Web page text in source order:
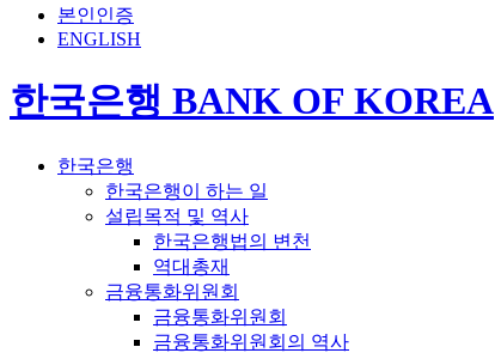
본인인증
ENGLISH
한국은행 BANK OF KOREA
한국은행
한국은행이 하는 일
설립목적 및 역사
한국은행법의 변천
역대총재
금융통화위원회
금융통화위원회
금융통화위원회의 역사